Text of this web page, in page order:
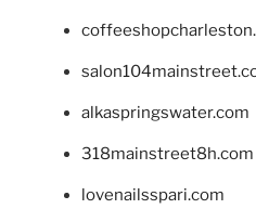
alkaspringswater.com
318mainstreet8h.com
lovenailsspari.com